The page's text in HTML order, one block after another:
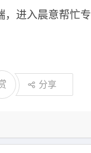
进入晨意帮忙
分享